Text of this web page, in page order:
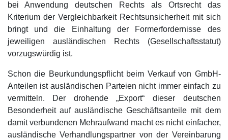
bei Anwendung deutschen Rechts als Ortsrecht das
Kriterium der Vergleichbarkeit Rechtsunsicherheit mit sich
bringt und die Einhaltung der Formerfordernisse des
jeweiligen ausländischen Rechts (Gesellschaftsstatut)
vorzugswürdig ist.
Schon die Beurkundungspflicht beim Verkauf von GmbH-
Anteilen ist ausländischen Parteien nicht immer einfach zu
vermitteln. Der drohende „Export“ dieser deutschen
Besonderheit auf ausländische Geschäftsanteile mit dem
damit verbundenen Mehraufwand macht es nicht einfacher,
ausländische Verhandlungspartner von der Vereinbarung